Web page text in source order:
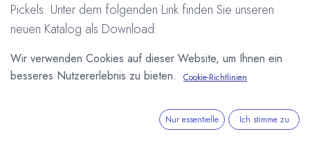
Pickels. Unter dem folgenden Link finden Sie unseren
neuen Katalog als Download:
Wir verwenden Cookies auf dieser Website, um Ihnen ein
besseres Nutzererlebnis zu bieten.
Cookie-Richtlinien
Nur essentielle Ich stimme zu